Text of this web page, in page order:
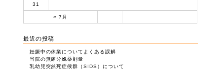
« 7月
31
最近の投稿
妊娠中の休業についてよくある誤解
当院の無痛分娩薬剤量
乳幼児突然死症候群（SIDS）について